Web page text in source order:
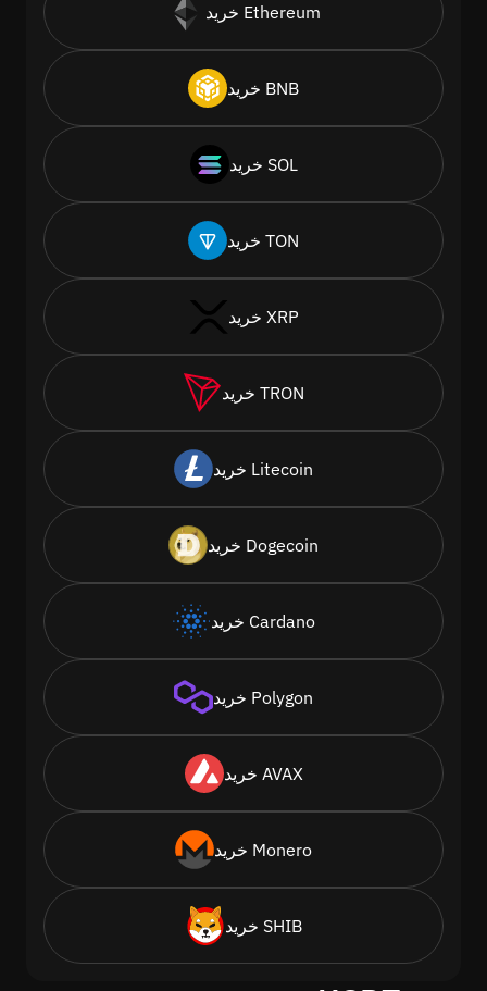
خرید Ethereum
خرید BNB
خرید SOL
خرید TON
خرید XRP
خرید TRON
خرید Litecoin
خرید Dogecoin
خرید Cardano
خرید Polygon
خرید AVAX
خرید Monero
خرید SHIB